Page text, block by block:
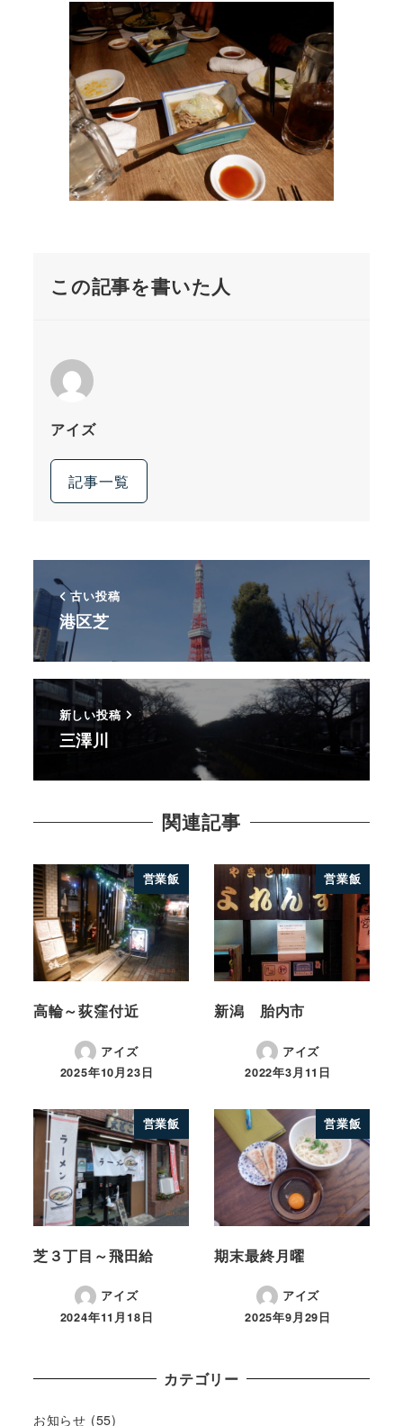
この記事を書いた人
アイズ
記事一覧
古い投稿
港区芝
新しい投稿
三澤川
関連記事
営業飯
高輪～荻窪付近
アイズ
2025年10月23日
営業飯
新潟 胎内市
アイズ
2022年3月11日
営業飯
芝３丁目～飛田給
アイズ
2024年11月18日
営業飯
期末最終月曜
アイズ
2025年9月29日
カテゴリー
お知らせ (55)